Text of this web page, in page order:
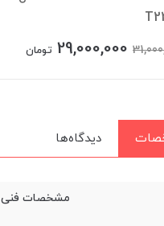
29,000,000 تومان
دیدگاه‌ها
مشخصات فنی